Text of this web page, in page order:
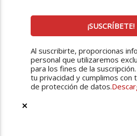
Al suscribirte, proporcionas
personal que utilizaremos
para los fines de la
tu privacidad y cumplimos con
de protección de datos.